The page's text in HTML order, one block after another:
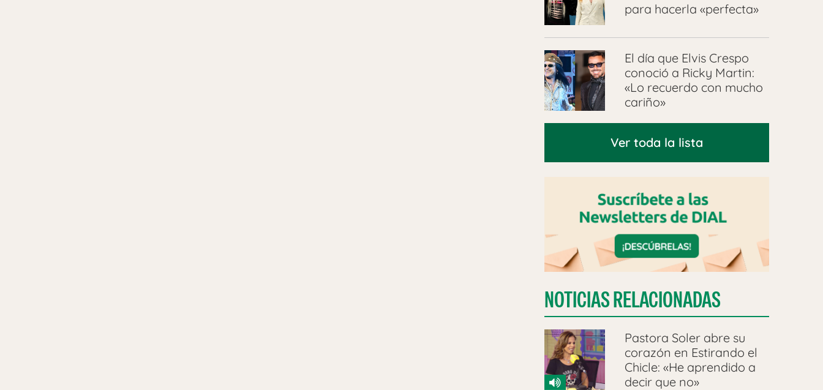
para hacerla «perfecta»
El día que Elvis Crespo
conoció a Ricky Martin:
«Lo recuerdo con mucho
cariño»
Ver toda la lista
NOTICIAS RELACIONADAS
Pastora Soler abre su
corazón en Estirando el
Chicle: «He aprendido a
decir que no»